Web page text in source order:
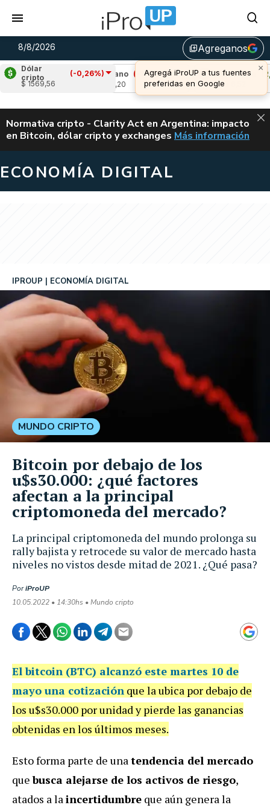
8/8/2026 library_addAgreganos
×
Agregá iProUP a tus fuentes
preferidas en Google
Dólar
cripto
(-0,26%)
$ 1569,56
Cardano
(-1,44%)
Avalanche (2,29%)
u$s 6,52
ALERTA
Normativa cripto - Clarity Act en Argentina: impacto
en Bitcoin, dólar cripto y exchanges CLARITY ACT EN
Más información
ECONOMÍA DIGITAL
La principal criptomoneda del mundo prolonga su
rally bajista y retrocede su valor de mercado hasta
niveles no vistos desde mitad de 2021. ¿Qué pasa?
IPROUP ECONOMÍA DIGITAL
PoriProUP
10.05.2022 • 14:30hs • Mundo cripto
MUNDO CRIPTO
Bitcoin por debajo de los
u$s30.000: ¿qué factores
afectan a la principal
criptomoneda del mercado?
El bitcoin (BTC) alcanzó este martes 10 de
mayo una cotización que la ubica por debajo de
los u$s30.000 por unidad y pierde las ganancias
obtenidas en los últimos meses.
Esto forma parte de unatendencia del mercado
quebusca alejarse de los activos de riesgo,
atados a laincertidumbre que aún genera la